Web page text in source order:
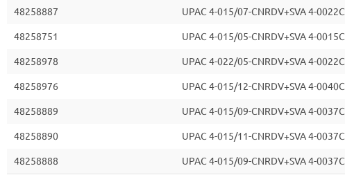
48258887 UPAC 4-015/07-CNRDV+SVA 4-
48258751 UPAC 4-015/05-CNRDV+SVA 4-
48258978 UPAC 4-022/05-CNRDV+SVA 4-
48258976 UPAC 4-015/12-CNRDV+SVA 4-
48258889 UPAC 4-015/09-CNRDV+SVA 4-
48258890 UPAC 4-015/11-CNRDV+SVA 4-
48258888 UPAC 4-015/09-CNRDV+SVA 4-